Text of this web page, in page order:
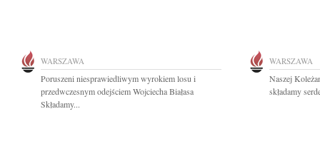
WARSZAWA
Poruszeni niesprawiedliwym wyrokiem losu i
przedwczesnym odejściem Wojciecha Białasa
Składamy...
WARSZAWA
Naszej
składamy